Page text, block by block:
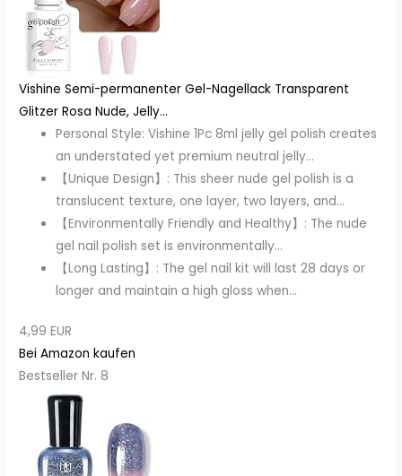
Vishine Semi-permanenter Gel-Nagellack Transparent
Glitzer Rosa Nude, Jelly...
Personal Style: Vishine 1Pc 8ml jelly gel polish creates
an understated yet premium neutral jelly...
【Unique Design】: This sheer nude gel polish is a
translucent texture, one layer, two layers, and...
【Environmentally Friendly and Healthy】: The nude
gel nail polish set is environmentally...
【Long Lasting】: The gel nail kit will last 28 days or
longer and maintain a high gloss when...
4,99 EUR
Bei Amazon kaufen
Bestseller Nr. 8